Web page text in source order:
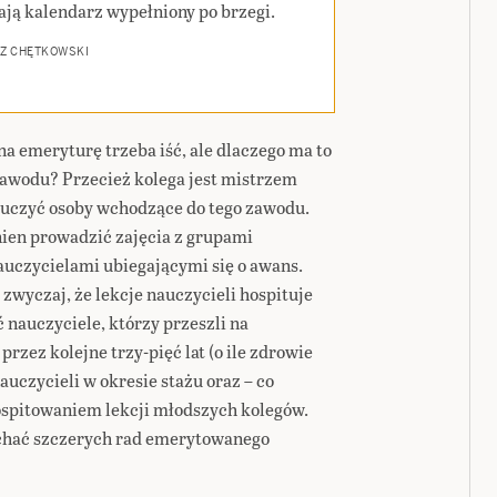
kalendarz wypełniony po brzegi.
CHĘTKOWSKI
emeryturę trzeba iść, ale dlaczego ma to
Przecież kolega jest mistrzem
osoby wchodzące do tego zawodu.
prowadzić zajęcia z grupami
ubiegającymi się o awans.
zwyczaj, że lekcje nauczycieli hospituje
którzy przeszli na
kolejne trzy-pięć lat (o ile zdrowie
w okresie stażu oraz – co
lekcji młodszych kolegów.
szczerych rad emerytowanego